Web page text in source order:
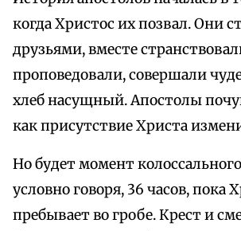
когда Христос их позвал. Они
друзьями, вместе
проповедовали, совершали
хлеб насущный. Апостолы
как присутствие Христа
Но будет момент
условно говоря, 36 часов, пока
пребывает во гробе. Крест и